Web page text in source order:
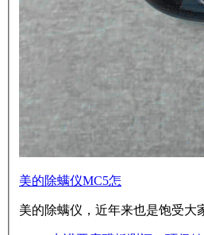
美的除螨仪MC5怎
美的除螨仪，近年来也是饱受大